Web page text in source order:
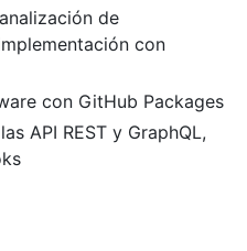
de
con
con GitHub Packages
API REST y GraphQL,